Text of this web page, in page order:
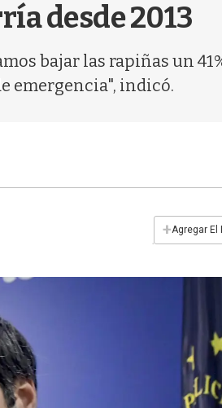
desde 2013
bajar las rapiñas un
emergencia", indicó.
+Agregar El